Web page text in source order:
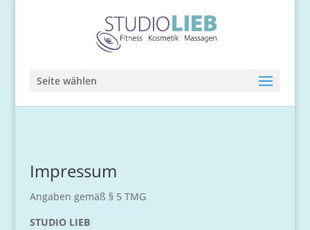
Seite wählen
Impressum
Angaben gemäß § 5 TMG
STUDIO LIEB